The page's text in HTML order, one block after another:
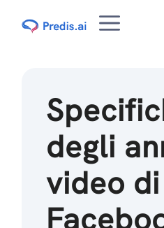
degli
video di